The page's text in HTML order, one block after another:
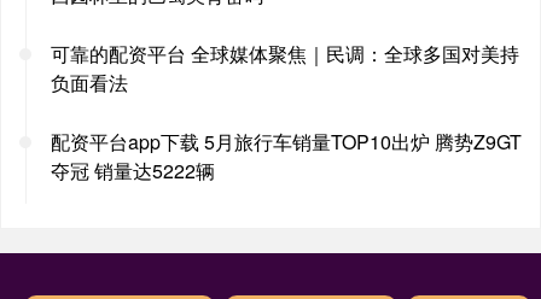
可靠的配资平台 全球媒体聚焦｜民调：全球多国对美持
负面看法
配资平台app下载 5月旅行车销量TOP10出炉 腾势Z9GT
夺冠 销量达5222辆